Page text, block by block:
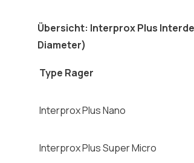
Übersicht: Interprox Plus
Diameter)
Type Rager
Interprox Plus Nano
Interprox Plus Super Micro